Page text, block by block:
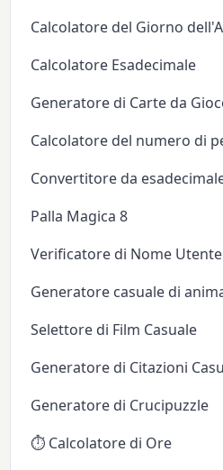
Calcolatore del Giorno
Calcolatore Esadecimale
Generatore di Carte da
Calcolatore del numero di
Convertitore da
Palla Magica 8
Verificatore di Nome
Generatore casuale di
Selettore di Film Casuale
Generatore di Citazioni
Generatore di Crucipuzzle
⏱️ Calcolatore di Ore